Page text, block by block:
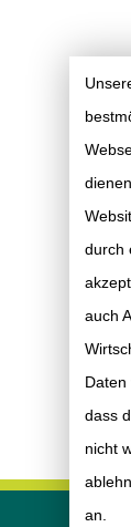
durch
auch
dass
nicht
an.